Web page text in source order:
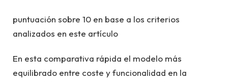
puntuación sobre 10 en base a los criterios
analizados en este artículo
En esta comparativa rápida el modelo más
equilibrado entre coste y funcionalidad en la